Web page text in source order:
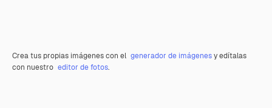
Crea tus propias imágenes con el generador de imágenesy edítalas
con nuestro editor de fotos.